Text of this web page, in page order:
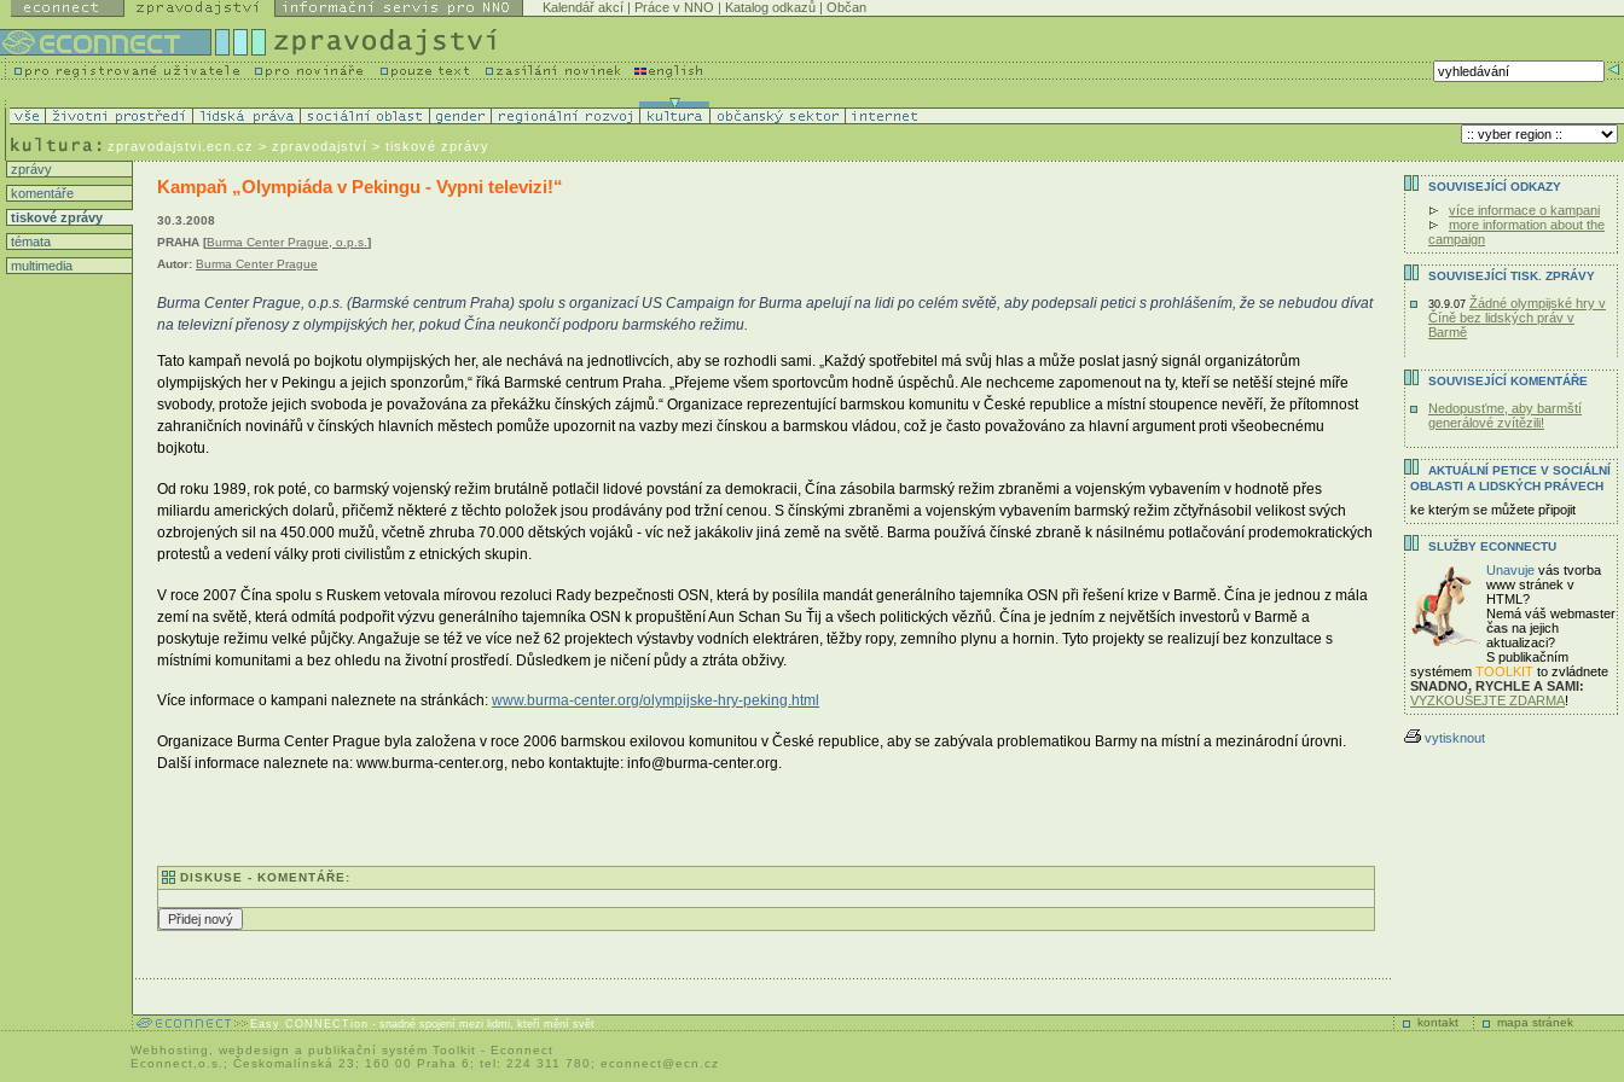
Kalendář akcí | Práce v NNO | Katalog odkazů | Občan
zpravodajstvi.ecn.cz > zpravodajství > tiskové zprávy
zprávy
komentáře
tiskové zprávy
témata
multimedia
Kampaň „Olympiáda v Pekingu - Vypni televizi!“
30.3.2008
PRAHA [Burma Center Prague, o.p.s.]
Autor: Burma Center Prague
Burma Center Prague, o.p.s. (Barmské centrum Praha) spolu s organizací US Campaign for Burma apelují na lidi po celém světě, aby podepsali petici s prohlášením, že se nebudou dívat
na televizní přenosy z olympijských her, pokud Čína neukončí podporu barmského režimu.
Tato kampaň nevolá po bojkotu olympijských her, ale nechává na jednotlivcích, aby se rozhodli sami. „Každý spotřebitel má svůj hlas a může poslat jasný signál organizátorům
olympijských her v Pekingu a jejich sponzorům,“ říká Barmské centrum Praha. „Přejeme všem sportovcům hodně úspěchů. Ale nechceme zapomenout na ty, kteří se netěší stejné míře
svobody, protože jejich svoboda je považována za překážku čínských zájmů.“ Organizace reprezentující barmskou komunitu v České republice a místní stoupence nevěří, že přítomnost
zahraničních novinářů v čínských hlavních městech pomůže upozornit na vazby mezi čínskou a barmskou vládou, což je často považováno za hlavní argument proti všeobecnému
bojkotu.
Od roku 1989, rok poté, co barmský vojenský režim brutálně potlačil lidové povstání za demokracii, Čína zásobila barmský režim zbraněmi a vojenským vybavením v hodnotě přes
miliardu amerických dolarů, přičemž některé z těchto položek jsou prodávány pod tržní cenou. S čínskými zbraněmi a vojenským vybavením barmský režim zčtyřnásobil velikost svých
ozbrojených sil na 450.000 mužů, včetně zhruba 70.000 dětských vojáků - víc než jakákoliv jiná země na světě. Barma používá čínské zbraně k násilnému potlačování prodemokratických
protestů a vedení války proti civilistům z etnických skupin.
V roce 2007 Čína spolu s Ruskem vetovala mírovou rezoluci Rady bezpečnosti OSN, která by posílila mandát generálního tajemníka OSN při řešení krize v Barmě. Čína je jednou z mála
zemí na světě, která odmítá podpořit výzvu generálního tajemníka OSN k propuštění Aun Schan Su Ťij a všech politických vězňů. Čína je jedním z největších investorů v Barmě a
poskytuje režimu velké půjčky. Angažuje se též ve více než 62 projektech výstavby vodních elektráren, těžby ropy, zemního plynu a hornin. Tyto projekty se realizují bez konzultace s
místními komunitami a bez ohledu na životní prostředí. Důsledkem je ničení půdy a ztráta obživy.
Více informace o kampani naleznete na stránkách: www.burma-center.org/olympijske-hry-peking.html
Organizace Burma Center Prague byla založena v roce 2006 barmskou exilovou komunitou v České republice, aby se zabývala problematikou Barmy na místní a mezinárodní úrovni.
Další informace naleznete na: www.burma-center.org, nebo kontaktujte: info@burma-center.org.
DISKUSE - KOMENTÁŘE:
SOUVISEJÍCÍ ODKAZY
více informace o kampani
more information about the
campaign
SOUVISEJÍCÍ TISK. ZPRÁVY
30.9.07 Žádné olympijské hry v
Číně bez lidských práv v
Barmě
SOUVISEJÍCÍ KOMENTÁŘE
Nedopusťme, aby barmští
generálové zvítězili!
AKTUÁLNÍ PETICE V SOCIÁLNÍ
OBLASTI A LIDSKÝCH PRÁVECH
ke kterým se můžete připojit
SLUŽBY ECONNECTU
Unavuje vás tvorba
www stránek v
HTML?
Nemá váš webmaster
čas na jejich
aktualizaci?
S publikačním
systémem TOOLKIT to zvládnete
SNADNO, RYCHLE A SAMI:
VYZKOUŠEJTE ZDARMA!
vytisknout
kontakt mapa stránek
Easy CONNECTion - snadné spojení mezi lidmi, kteří mění svět
Webhosting webdesign a publikační systém Toolkit - Econnect
Econnect,o.s.; Českomalínská 23; 160 00 Praha 6; tel: 224 311 780; econnect@ecn.cz